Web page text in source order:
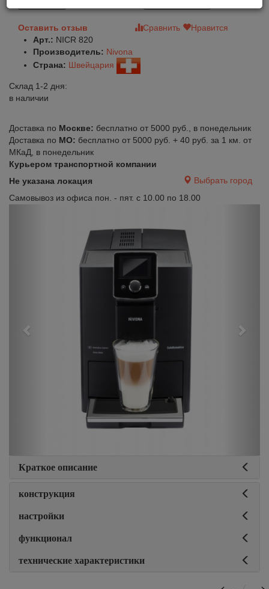
Оставить отзыв Сравнить
Нравится
Арт.: NICR 820
Производитель: Nivona
Страна: Швейцария
Склад 1-2 дня:
в наличии
Доставка по Москве: бесплатно от 5000 руб., в понедельник
Доставка по МО: бесплатно от 5000 руб. + 40 руб. за 1 км. от
МКаД, в понедельник
Курьером транспортной компании
Не указана локация
Выбрать город
Самовывоз из офиса пон. - пят. с 10.00 по 18.00
Краткое описание
конструкция
настройки
функционал
технические характеристики